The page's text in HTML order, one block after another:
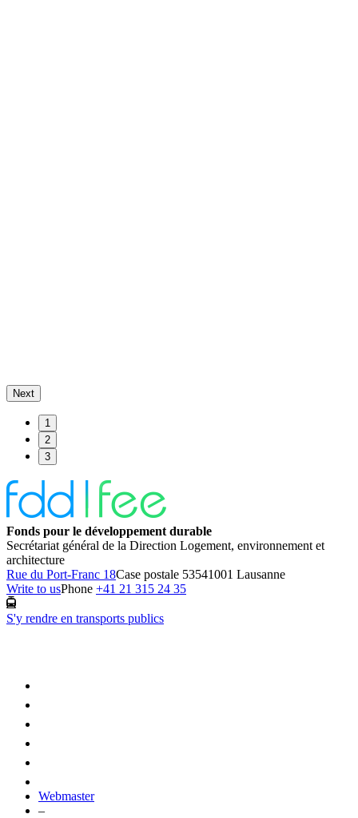
Next
1
2
3
Fonds pour le développement durable
Secrétariat général de la Direction Logement, environnement et
architecture
Rue du Port-Franc 18Case postale 53541001 Lausanne
Write to usPhone +41 21 315 24 35
S'y rendre en transports publics
Webmaster
–